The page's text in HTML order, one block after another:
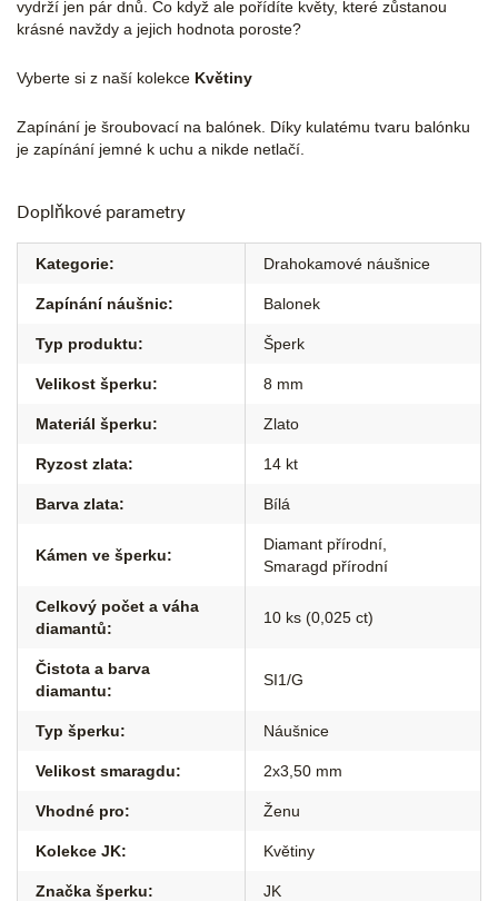
vydrží jen pár dnů. Co když ale pořídíte květy, které zůstanou
krásné navždy a jejich hodnota poroste?
Vyberte si z naší kolekce Květiny
Zapínání je šroubovací na balónek. Díky kulatému tvaru balónku
je zapínání jemné k uchu a nikde netlačí.
Doplňkové parametry
Kategorie: Drahokamové náušnice
Zapínání náušnic: Balonek
Typ produktu: Šperk
Velikost šperku: 8 mm
Materiál šperku: Zlato
Ryzost zlata: 14 kt
Barva zlata: Bílá
Kámen ve šperku:
Diamant přírodní
Smaragd přírodní
Celkový počet a váha
diamantů:
10 ks (0,025 ct)
Čistota a barva
diamantu:
SI1/G
Typ šperku: Náušnice
Velikost smaragdu: 2x3,50 mm
Vhodné pro: Ženu
Kolekce JK: Květiny
Značka šperku: JK